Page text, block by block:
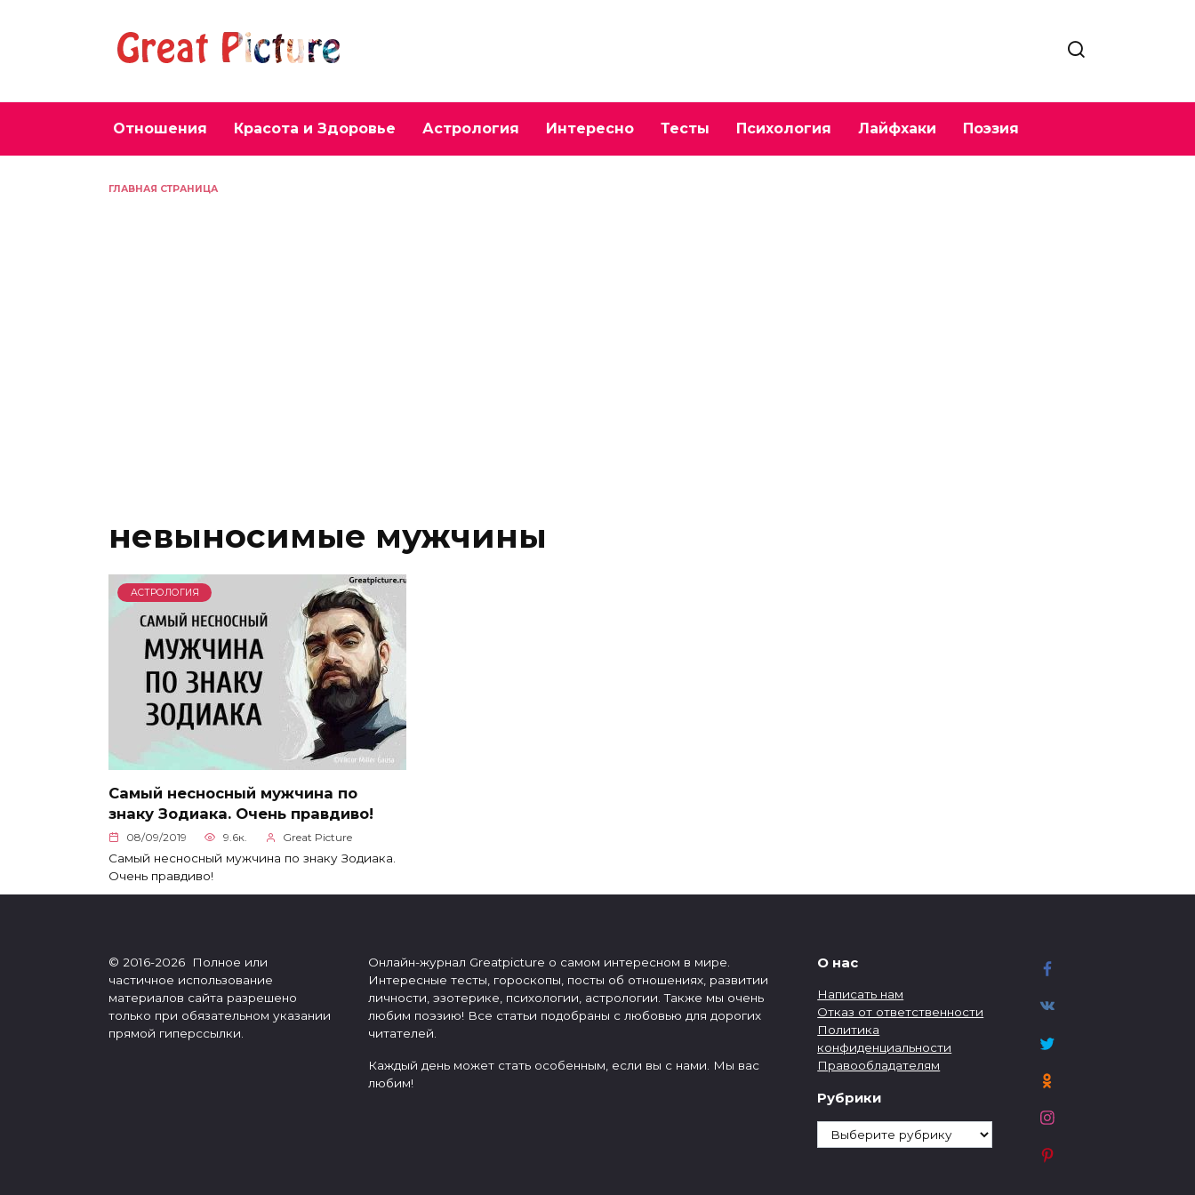
Отношения Красота и Здоровье Астрология Интересно Тесты Психология Лайфхаки Поэзия
ГЛАВНАЯ СТРАНИЦА
невыносимые мужчины
АСТРОЛОГИЯ
Самый несносный мужчина по
знаку Зодиака. Очень правдиво!
08/09/2019 9.6к. Great Picture
Самый несносный мужчина по знаку Зодиака.
Очень правдиво!
© 2016-2026 Полное или
частичное использование
материалов сайта разрешено
только при обязательном указании
прямой гиперссылки.
Онлайн-журнал Greatpicture о самом интересном в мире.
Интересные тесты, гороскопы, посты об отношениях, развитии
личности, эзотерике, психологии, астрологии. Также мы очень
любим поэзию! Все статьи подобраны с любовью для дорогих
читателей.
Каждый день может стать особенным, если вы с нами. Мы вас
любим!
О нас
Написать нам
Отказ от ответственности
Политика
конфиденциальности
Правообладателям
Рубрики
Рубрики